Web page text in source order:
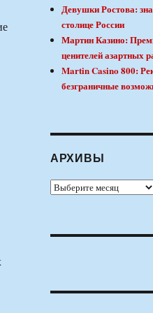
Девушки Ростова:
столице России
Мартин Казино:
ценителей азартных
Martin Casino 800:
безграничные
АРХИВЫ
Архивы